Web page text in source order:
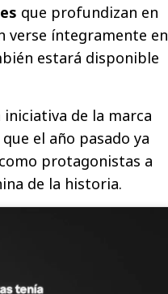
que profundizan en
verse íntegramente en
estará disponible
iniciativa de la marca
el año pasado ya
protagonistas a
de la historia.